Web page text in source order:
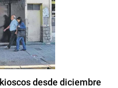
desde diciembre